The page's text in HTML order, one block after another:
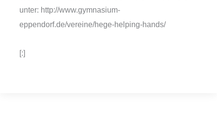
unter: http://www.gymnasium-
eppendorf.de/vereine/hege-helping-hands/
[:]